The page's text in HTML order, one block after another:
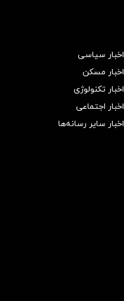
اخبار سیاسی
اخبار مسکن
اخبار تکنولوژی
اخبار اجتماعی
اخبار سایر رسانه‌‌ها